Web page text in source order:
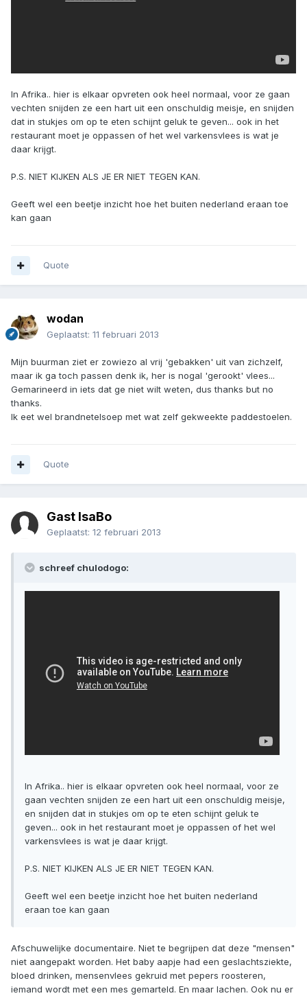
In Afrika.. hier is elkaar opvreten ook heel normaal, voor ze gaan
vechten snijden ze een hart uit een onschuldig meisje, en snijden
dat in stukjes om op te eten schijnt geluk te geven... ook in het
restaurant moet je oppassen of het wel varkensvlees is wat je
daar krijgt.
P.S. NIET KIJKEN ALS JE ER NIET TEGEN KAN.
Geeft wel een beetje inzicht hoe het buiten nederland eraan toe
kan gaan
Quote
wodan
Geplaatst: 11 februari 2013
Mijn buurman ziet er zowiezo al vrij 'gebakken' uit van zichzelf,
maar ik ga toch passen denk ik, her is nogal 'gerookt' vlees...
Gemarineerd in iets dat ge niet wilt weten, dus thanks but no
thanks.
Ik eet wel brandnetelsoep met wat zelf gekweekte paddestoelen.
Quote
Gast IsaBo
Geplaatst: 12 februari 2013
schreef chulodogo:
In Afrika.. hier is elkaar opvreten ook heel normaal, voor ze
gaan vechten snijden ze een hart uit een onschuldig meisje,
en snijden dat in stukjes om op te eten schijnt geluk te
geven... ook in het restaurant moet je oppassen of het wel
varkensvlees is wat je daar krijgt.
P.S. NIET KIJKEN ALS JE ER NIET TEGEN KAN.
Geeft wel een beetje inzicht hoe het buiten nederland
eraan toe kan gaan
Afschuwelijke documentaire. Niet te begrijpen dat deze "mensen"
niet aangepakt worden. Het baby aapje had een geslachtsziekte,
bloed drinken, mensenvlees gekruid met pepers roosteren,
iemand wordt met een mes gemarteld. En maar lachen. Ook nu er